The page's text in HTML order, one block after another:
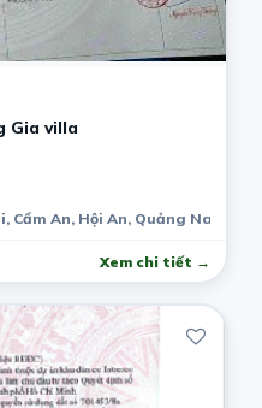
Gia villa
An, Hội An, Quảng Nam
Xem chi tiết →